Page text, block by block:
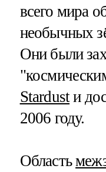
всего мира
необычных
Они были
Stardustи
2006 году.
Область